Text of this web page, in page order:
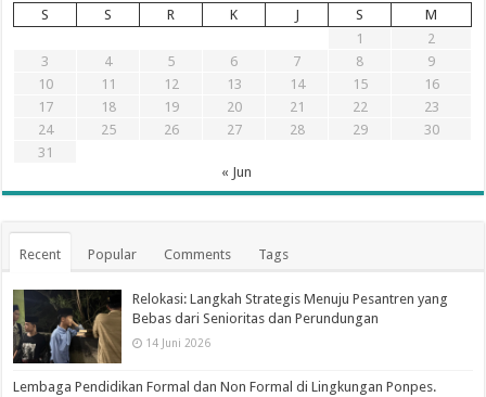
S
S R K J S
M
1
2
3
4 5 6 7 8
9
10
11 12 13 14 15
16
17
18 19 20 21 22
23
24
25 26 27 28 29
30
31
« Jun
Recent Popular Comments Tags
Relokasi: Langkah Strategis Menuju Pesantren yang
Bebas dari Senioritas dan Perundungan
14 Juni 2026
Lembaga Pendidikan Formal dan Non Formal di Lingkungan Ponpes.